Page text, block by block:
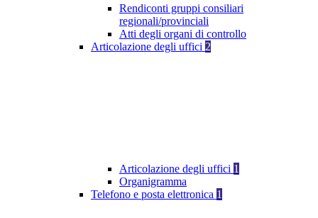
Rendiconti gruppi consiliari
regionali/provinciali
Atti degli organi di controllo
Articolazione degli uffici 2
Articolazione degli uffici 1
Organigramma
Telefono e posta elettronica 1